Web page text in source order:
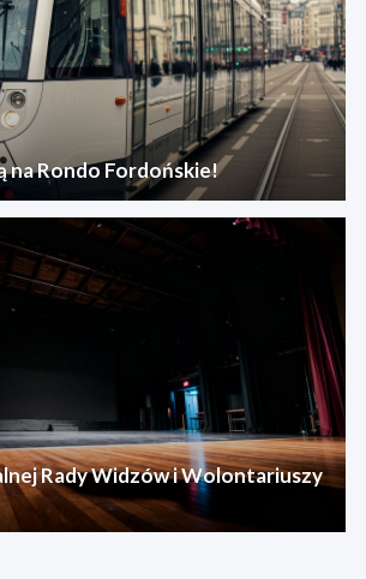
na Rondo Fordońskie!
Rady Widzów i Wolontariuszy